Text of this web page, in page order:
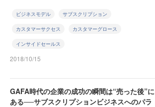
ビジネスモデル サブスクリプション
カスタマーサクセス カスタマーグロース
インサイドセールス
2018/10/15
GAFA時代の企業の成功の瞬間は“売った後”に
ある──サブスクリプションビジネスへのパラ